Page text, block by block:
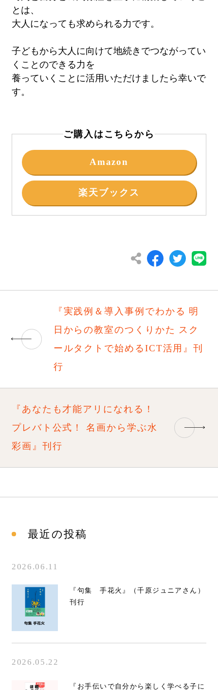
とは、
大人になっても求められる力です。
子どもから大人に向けて地続きでつながってい
くことのできる力を
養っていくことに活用いただけましたら幸いで
す。
ご購入はこちらから
Amazon
楽天ブックス
『実践例＆導入事例でわかる 明
日からの教室のつくりかた スク
ールタクトで始めるICT活用』刊
行
『あなたも才能アリになれる！
プレバト公式！ 名画から学ぶ水
彩画』刊行
最近の投稿
2026.06.11
『句集 手花火』（千原ジュニアさん）
刊行
2026.05.22
『お手伝いで自分から楽しく学べる子に